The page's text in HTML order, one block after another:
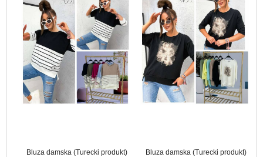
Bluza damska (Turecki produkt)
Bluza damska (Turecki produkt)